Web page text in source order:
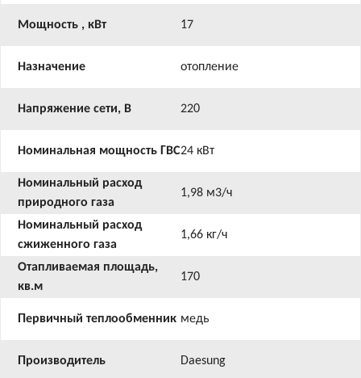
Мощность , кВт 17
Назначение отопление
Напряжение сети, В 220
Номинальная мощность ГВС24 кВт
Номинальный расход
природного газа
1,98 м3/ч
Номинальный расход
сжиженного газа
1,66 кг/ч
Отапливаемая площадь,
кв.м
170
Первичный теплообменник медь
Производитель Daesung